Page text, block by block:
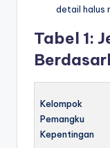
detail halus
Tabel 1:
Kelompok
Pemangku
Kepentingan